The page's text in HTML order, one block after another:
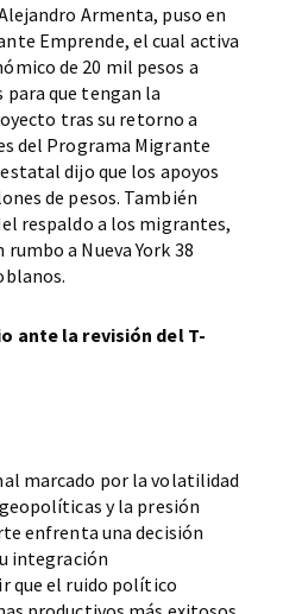
Armenta, puso en
Emprende, el cual activa
de 20 mil pesos a
que tengan la
tras su retorno a
del Programa Migrante
dijo que los apoyos
de pesos. También
respaldo a los migrantes,
a Nueva York 38
ante la revisión del T-
marcado por la volatilidad
y la presión
enfrenta una decisión
integración
que el ruido político